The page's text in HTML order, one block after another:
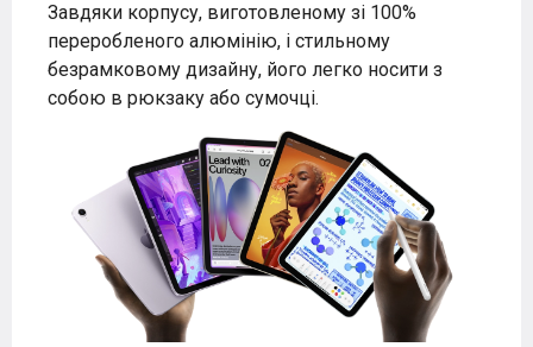
Завдяки корпусу, виготовленому зі 100%
переробленого алюмінію, і стильному
безрамковому дизайну, його легко носити з
собою в рюкзаку або сумочці.